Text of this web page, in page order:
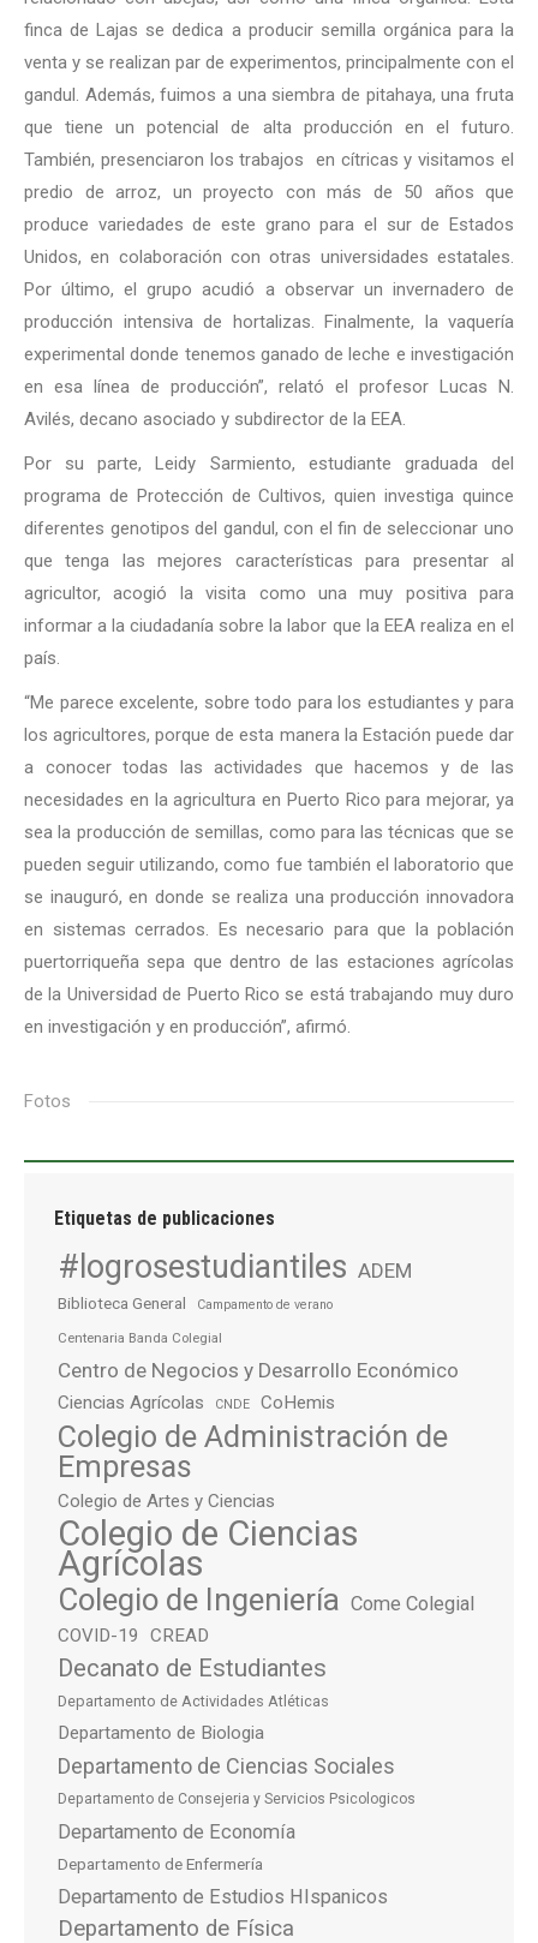
finca de Lajas se dedica a producir semilla orgánica para la
venta y se realizan par de experimentos, principalmente con el
gandul. Además, fuimos a una siembra de pitahaya, una fruta
que tiene un potencial de alta producción en el futuro.
También, presenciaron los trabajos en cítricas y visitamos el
predio de arroz, un proyecto con más de 50 años que
produce variedades de este grano para el sur de Estados
Unidos, en colaboración con otras universidades estatales.
Por último, el grupo acudió a observar un invernadero de
producción intensiva de hortalizas. Finalmente, la vaquería
experimental donde tenemos ganado de leche e investigación
en esa línea de producción”, relató el profesor Lucas N.
Avilés, decano asociado y subdirector de la EEA.
Por su parte, Leidy Sarmiento, estudiante graduada del
programa de Protección de Cultivos, quien investiga quince
diferentes genotipos del gandul, con el fin de seleccionar uno
que tenga las mejores características para presentar al
agricultor, acogió la visita como una muy positiva para
informar a la ciudadanía sobre la labor que la EEA realiza en el
país.
“Me parece excelente, sobre todo para los estudiantes y para
los agricultores, porque de esta manera la Estación puede dar
a conocer todas las actividades que hacemos y de las
necesidades en la agricultura en Puerto Rico para mejorar, ya
sea la producción de semillas, como para las técnicas que se
pueden seguir utilizando, como fue también el laboratorio que
se inauguró, en donde se realiza una producción innovadora
en sistemas cerrados. Es necesario para que la población
puertorriqueña sepa que dentro de las estaciones agrícolas
de la Universidad de Puerto Rico se está trabajando muy duro
en investigación y en producción”, afirmó.
Fotos
Etiquetas de publicaciones
#logrosestudiantiles ADEM
Biblioteca General Campamento de verano
Centenaria Banda Colegial
Centro de Negocios y Desarrollo Económico
Ciencias Agrícolas CNDE CoHemis
Colegio de Administración de
Empresas
Colegio de Artes y Ciencias
Colegio de Ciencias
Agrícolas
Colegio de Ingeniería Come Colegial
COVID-19 CREAD
Decanato de Estudiantes
Departamento de Actividades Atléticas
Departamento de Biologia
Departamento de Ciencias Sociales
Departamento de Consejeria y Servicios Psicologicos
Departamento de Economía
Departamento de Enfermería
Departamento de Estudios HIspanicos
Departamento de Física